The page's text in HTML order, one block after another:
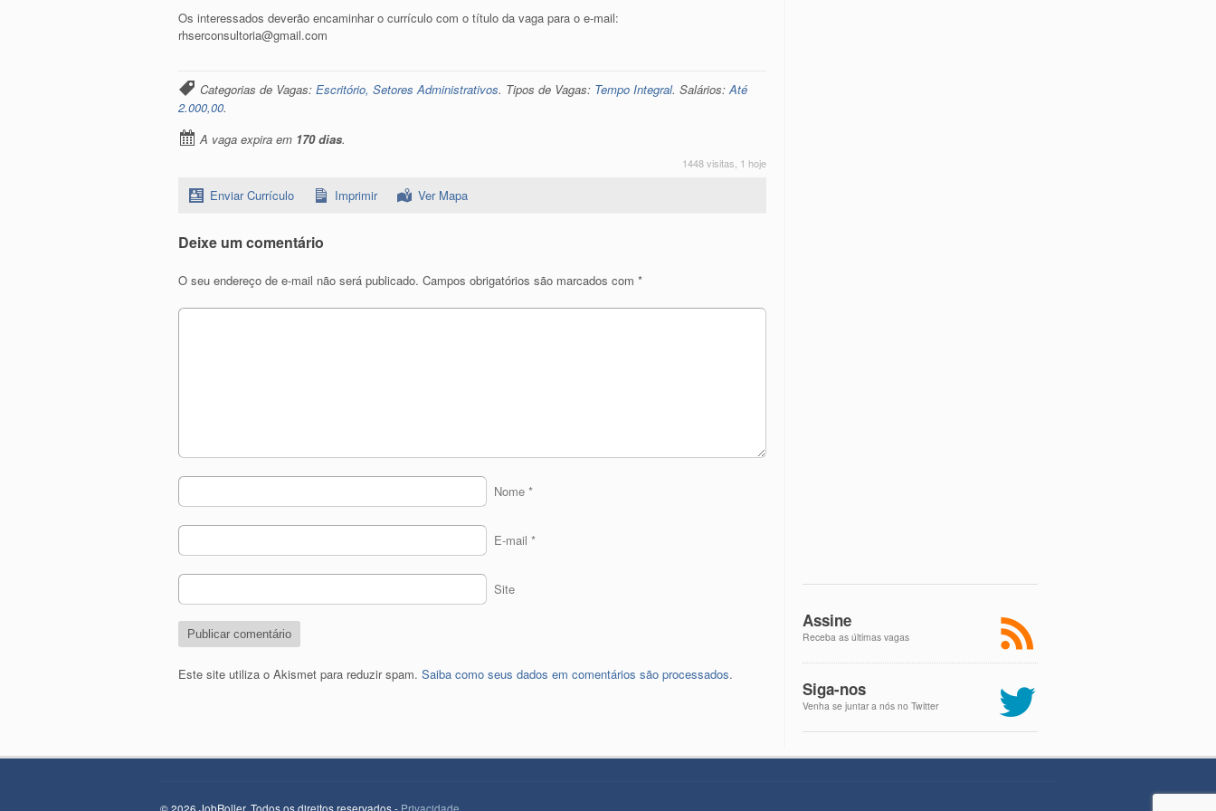
Os interessados deverão encaminhar o currículo com o título da vaga para o e-mail:
rhserconsultoria@gmail.com
Categorias de Vagas: Escritório, Setores Administrativos. Tipos de Vagas: Tempo Integral. Salários:Até
2.000,00.
A vaga expira em 170 dias.
1448 visitas, 1 hoje
Enviar Currículo Imprimir Ver Mapa
Deixe um comentário
O seu endereço de e-mail não será publicado. Campos obrigatórios são marcados com *
Nome *
E-mail *
Site
Este site utiliza o Akismet para reduzir spam. Saiba como seus dados em comentários são processados.
Assine
Receba as últimas vagas
Siga-nos
Venha se juntar a nós no Twitter